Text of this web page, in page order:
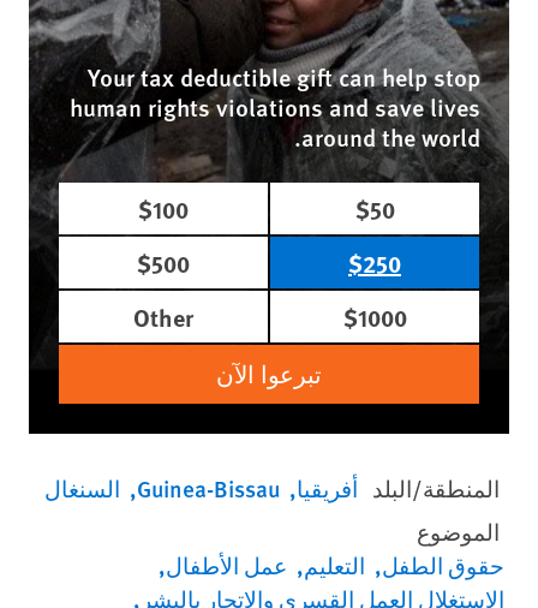
Your tax deductible gift can help stop
human rights violations and save lives
around the world.
$50
$100
$250
$500
$1000
Other
تبرعوا الآن
المنطقة/البلد أفريقيا Guinea-Bissau السنغال
الموضوع
حقوق الطفل التعليم عمل الأطفال
الاستغلال العمل القسري والاتجار بالبشر